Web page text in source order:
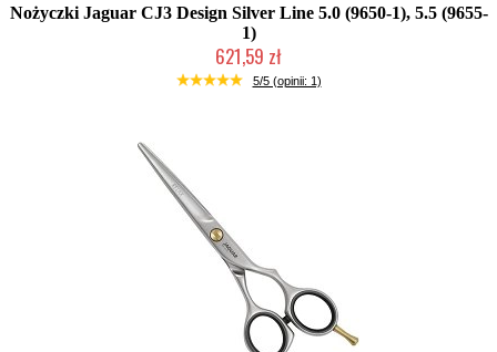
Nożyczki Jaguar CJ3 Design Silver Line 5.0 (9650-1), 5.5 (9655-
1)
621,59 zł
Produkt wycofany
5/5 (opinii: 1)